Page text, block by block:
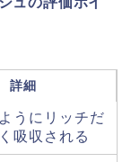
詳細
うにリッチだ
吸収される